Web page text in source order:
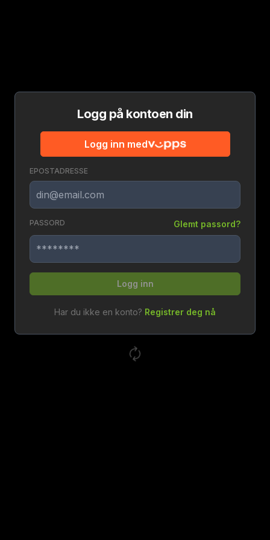
Logg på kontoen din
Logg inn med
EPOSTADRESSE
PASSORD Glemt passord?
Logg inn
Har du ikke en konto? Registrer deg nå